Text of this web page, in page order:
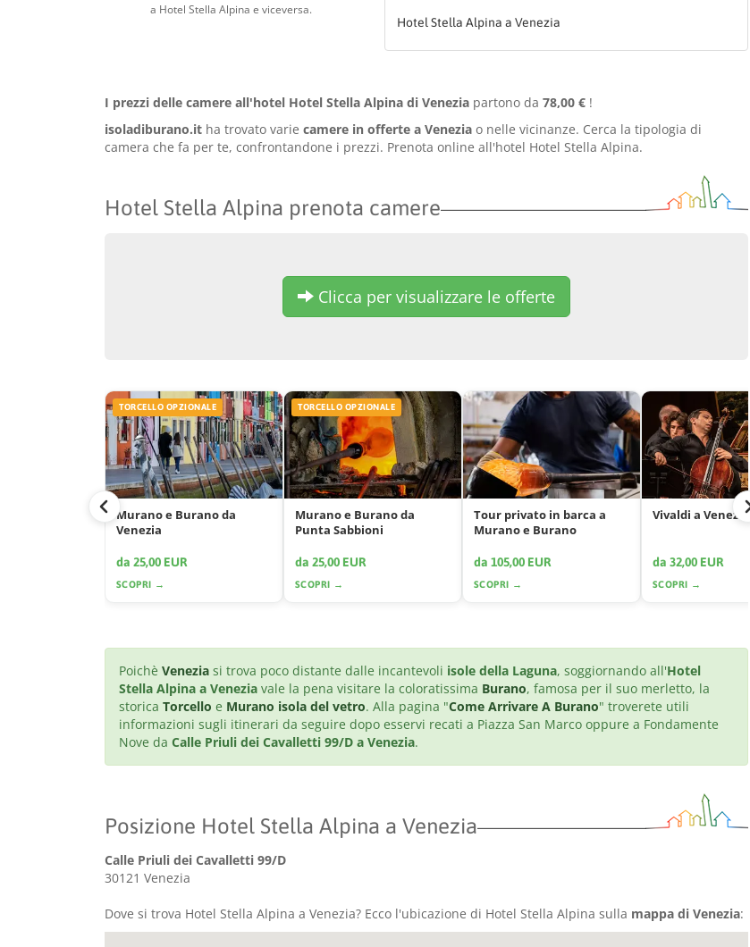
a Hotel Stella Alpina e viceversa.
Hotel Stella Alpina a Venezia
I prezzi delle camere all'hotel Hotel Stella Alpina di Venezia partono da 78,00 € !
isoladiburano.it ha trovato varie camere in offerte a Venezia o nelle vicinanze. Cerca la tipologia di
camera che fa per te, confrontandone i prezzi. Prenota online all'hotel Hotel Stella Alpina.
Hotel Stella Alpina prenota camere
Clicca per visualizzare le offerte
TORCELLO OPZIONALE
Murano e Burano da
Venezia
da 25,00 EUR
SCOPRI →
TORCELLO OPZIONALE
Murano e Burano da
Punta Sabbioni
da 25,00 EUR
SCOPRI →
Tour privato in barca a
Murano e Burano
da 105,00 EUR
SCOPRI →
Vivaldi a Venezia
da 32,00 EUR
SCOPRI →
Poichè Venezia si trova poco distante dalle incantevoli isole della Laguna, soggiornando all'Hotel
Stella Alpina a Venezia vale la pena visitare la coloratissima Burano, famosa per il suo merletto, la
storica Torcello e Murano isola del vetro. Alla pagina "Come Arrivare A Burano" troverete utili
informazioni sugli itinerari da seguire dopo esservi recati a Piazza San Marco oppure a Fondamente
Nove da Calle Priuli dei Cavalletti 99/D a Venezia.
Posizione Hotel Stella Alpina a Venezia
Calle Priuli dei Cavalletti 99/D
30121 Venezia
Dove si trova Hotel Stella Alpina a Venezia? Ecco l'ubicazione di Hotel Stella Alpina sulla mappa di Venezia: